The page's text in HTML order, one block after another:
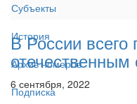
Субъекты
История
Архив номеров
Подписка
В России всего
6 сентября, 2022